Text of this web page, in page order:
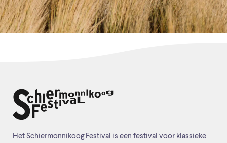
Het Schiermonnikoog Festival is een festival voor klassieke